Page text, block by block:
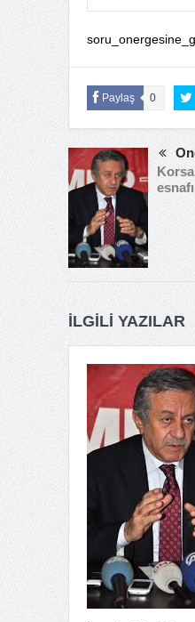
Paylaş 0
İLGILI YAZILAR